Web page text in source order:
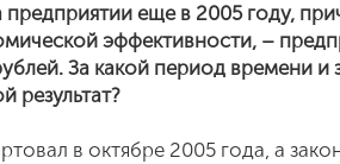
предприятии еще в 2005 году,
эффективности, –
За какой период времени и
результат?
в октябре 2005 года, а